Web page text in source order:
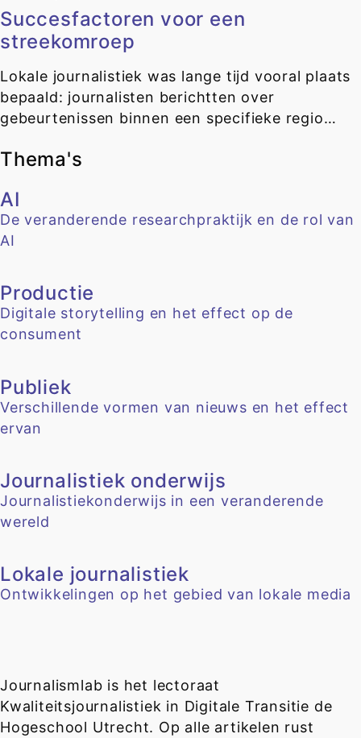
Succesfactoren voor een
streekomroep
Lokale journalistiek was lange tijd vooral plaats
bepaald: journalisten berichtten over
gebeurtenissen binnen een specifieke regio…
Thema's
AI
De veranderende researchpraktijk en de rol van
AI
Productie
Digitale storytelling en het effect op de
consument
Publiek
Verschillende vormen van nieuws en het effect
ervan
Journalistiek onderwijs
Journalistiekonderwijs in een veranderende
wereld
Lokale journalistiek
Ontwikkelingen op het gebied van lokale media
Journalismlab is het lectoraat
Kwaliteitsjournalistiek in Digitale Transitie de
Hogeschool Utrecht. Op alle artikelen rust